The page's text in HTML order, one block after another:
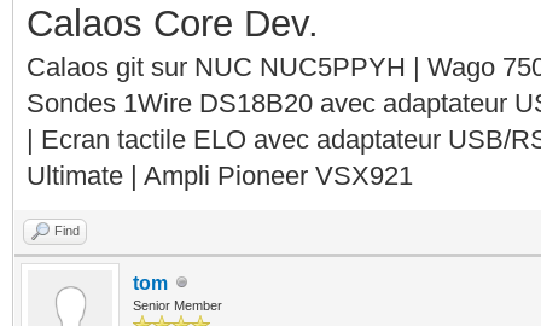
Calaos Core Dev.
Calaos git sur NUC NUC5PPYH | Wago
Sondes 1Wire DS18B20 avec adaptateur
| Ecran tactile ELO avec adaptateur USB/
Ultimate | Ampli Pioneer VSX921
Find
tom
Senior Member